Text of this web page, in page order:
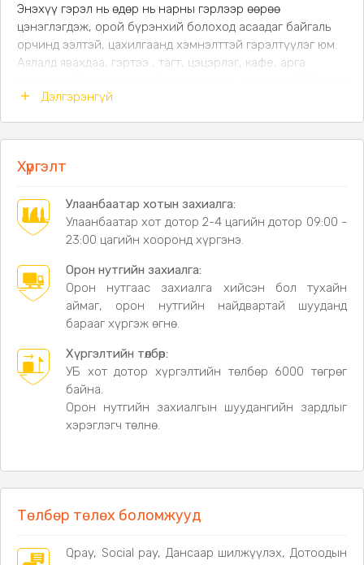
Энэхүү гэрэл нь өдөр нь нарны гэрлээр өөрөө
цэнэглэгдэж, орой бүрэнхий болоход асаадаг байгаль
орчинд ээлтэй, цахилгаанд хэмнэлттэй гэрэлтүүлэг юм.
Аялалд явахдаа, гэртээ , тагт, цэцэрлэг, кафе, арга
бөмбөлөг хэлбэрийн LED гэрлийн гинж
Дулаан зөөлөн гэрэл
бүрдүүлнэ.
LED гэрлийн эх үүсвэр – Эрчим хүч бага зарцуулж,
удаан хугацаанд ашиглах боломжтой.
Усны хамгаалалттай хийц – IP55 хамгаалалттай
тул гадна орчинд ашиглахад тохиромжтой.
Орчин үеийн минимал дизайн – Бөмбөлгөн
хэлбэр нь ямар ч интерьер, экстерьерт
Техникийн үзүүлэлт:
Бүтээгдэхүүний төрөл:
Гэрлийн эх үүсвэр:LED
Гэрлийн хүч: 15Вт – 20Вт
Үндсэн их бие / хүрээ:Зэс хийц
Загвар:Энгийн орчин үеийн
Дэлгэрэнгүй
Хүргэлт
Улаанбаатар хотын захиалга:
Улаанбаатар хот дотор 2-4 цагийн дотор 09:00 -
23:00 цагийн хооронд хүргэнэ.
Орон нутгийн захиалга:
Орон нутгаас захиалга хийсэн бол тухайн
аймаг, орон нутгийн найдвартай шууданд
барааг хүргэж өгнө.
Хүргэлтийн төлбөр:
УБ хот дотор хүргэлтийн төлбөр 6000 төгрөг
байна.
Орон нутгийн захиалгын шуудангийн зардлыг
хэрэглэгч төлнө.
Төлбөр төлөх боломжууд
Qpay, Social pay, Дансаар шилжүүлэх, Дотоодын